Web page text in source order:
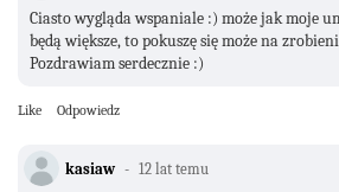
Ciasto wygląda wspaniale :) może jak moje
będą większe, to pokuszę się może na
Pozdrawiam serdecznie :)
Like Odpowiedz
kasiaw 12 lat temu